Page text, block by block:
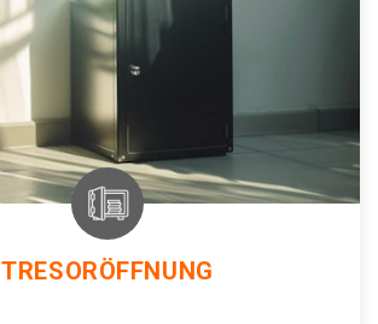
TRESORÖFFNUNG